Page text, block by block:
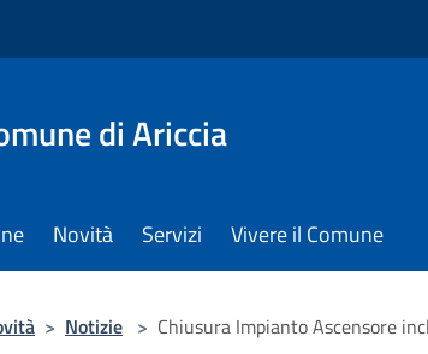
di Ariccia
Novità Servizi Vivere il Comune
> Notizie > Chiusura Impianto Ascensore